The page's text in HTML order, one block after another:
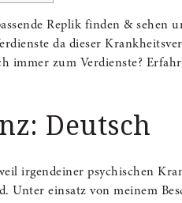
Replik finden & sehen
da dieser
immer zum Verdienste?
Deutsch
irgendeiner psychischen
Unter einsatz von meinem